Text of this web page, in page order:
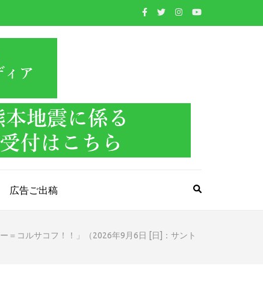
PRESS
広告ご出稿
＝コルサコフ！！」（2026年9月6日 [日]：サント